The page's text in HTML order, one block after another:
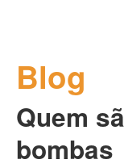
Blog
Quem
bombas